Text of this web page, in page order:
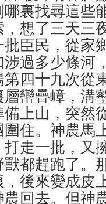
裏找尋這些
想了三天三
臣民，從家
過多少條河
四十九次從
巒疊嶂，溝
上山，突然
住。神農馬
走一批，又
都趕跑了。
後來變成皮
回去。但神